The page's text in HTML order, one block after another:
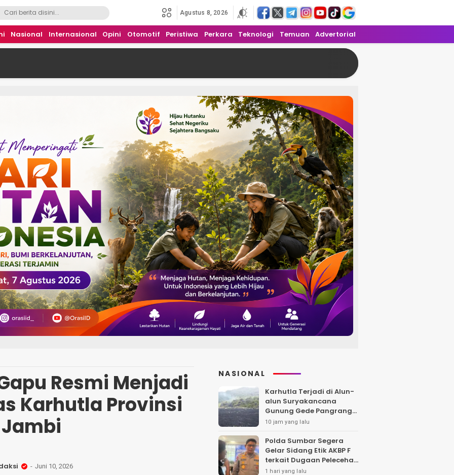
Agustus 8, 2026
Nasional Internasional Opini Otomotif Peristiwa Perkara Teknologi Temuan Advertorial
Resmi Menjadi
Karhutla Provinsi
Jambi
Juni 10, 2026
NASIONAL
Karhutla Terjadi di Alun-
alun Suryakancana
Gunung Gede Pangrango,
Api Berhasil Dipadamka
10 jam yang lalu
Polda Sumbar Segera
Gelar Sidang Etik AKBP F
terkait Dugaan Pelecehan
Polwan
1 hari yang lalu